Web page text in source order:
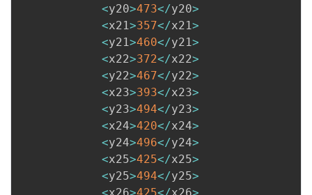
<y20>473</y20>
<x21>357</x21>
<y21>460</y21>
<x22>372</x22>
<y22>467</y22>
<x23>393</x23>
<y23>494</y23>
<x24>420</x24>
<y24>496</y24>
<x25>425</x25>
<y25>494</y25>